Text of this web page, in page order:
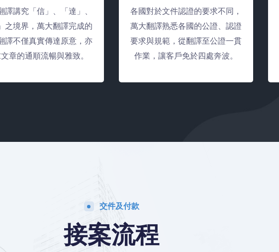
譯講究「信」、「達」、
之境界，萬大翻譯完成的
譯不僅真實傳達原意，亦
章的通順流暢與雅致。
各國對於文件認證的要求不同，
萬大翻譯熟悉各國的公證、認證
要求與規範，從翻譯至公證一貫
作業，讓客戶免於四處奔波。
交件及付款
接案流程